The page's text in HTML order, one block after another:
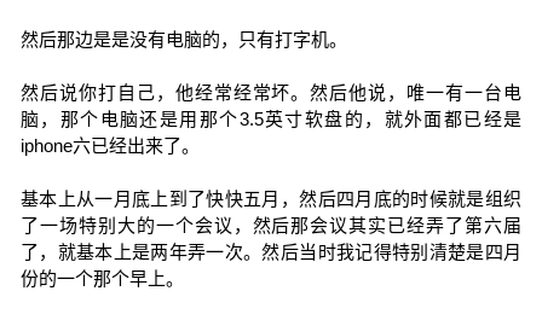
然后那边是是没有电脑的，只有打字机。
然后说你打自己，他经常经常坏。然后他说，唯一有一台电
脑，那个电脑还是用那个3.5英寸软盘的，就外面都已经是
iphone六已经出来了。
基本上从一月底上到了快快五月，然后四月底的时候就是组织
了一场特别大的一个会议，然后那会议其实已经弄了第六届
了，就基本上是两年弄一次。然后当时我记得特别清楚是四月
份的一个那个早上。